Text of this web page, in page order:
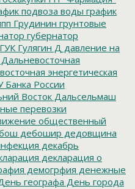
подвоза воды график
Грудинин грунтовые
губернатор
ГУК Гулягин Д давление на
Дальневосточная
энергетическая
Банка России
Восток Дальсельмаш
перевозки
общественный
дебошир дедовщина
декабрь
декларация о
демогрфия денежные
географа День города